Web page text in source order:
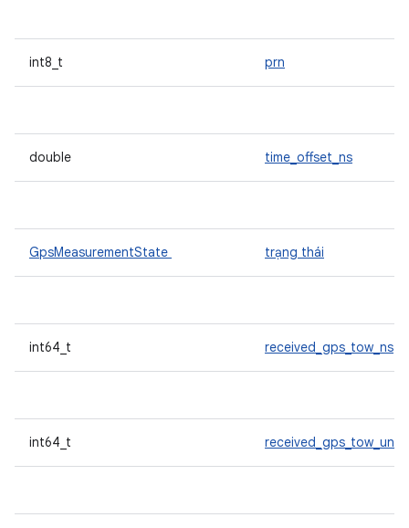
int8_t prn
double time_offset_ns
GpsMeasurementState trạng thái
int64_t received_gps_tow_ns
int64_t